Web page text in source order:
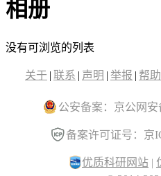
相册
没有可浏览的列表
关于 | 联系 | 声明 | 举报 | 帮助
公安备案：京公网安
备案许可证号：京
优质科研网站 |